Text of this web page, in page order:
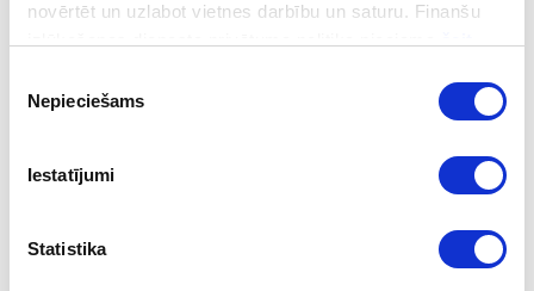
novērtēt un uzlabot vietnes darbību un saturu. Finanšu
izvēle
Nepieciešams
Iestatījumi
Statistika
tostarp gadījumiem, kas saistīti ar noziegumiem pret
Projektu īsteno